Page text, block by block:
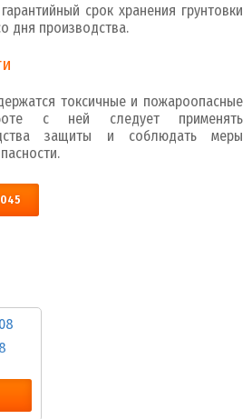
срок хранения грунтовки
дня производства.
токсичные и пожароопасные
с ней следует применять
защиты и соблюдать меры